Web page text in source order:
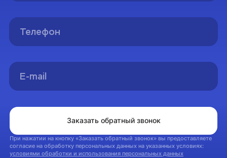
При нажатии на кнопку «Заказать обратный звонок» вы предоставляете
согласие на обработку персональных данных на указанных условиях:
условиями обработки и использования персональных данных
Заказать обратный звонок
На главную